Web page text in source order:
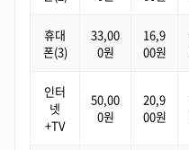
휴대
폰(3)
33,00
0원
16,9
00원
인터
넷
+TV
50,00
0원
20,9
00원